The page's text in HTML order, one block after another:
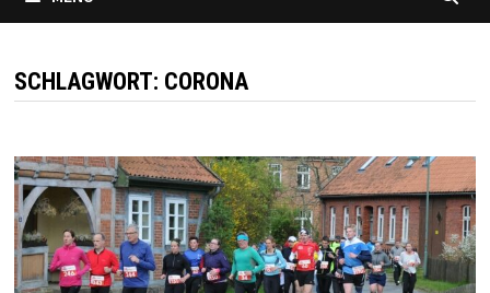
SCHLAGWORT: CORONA